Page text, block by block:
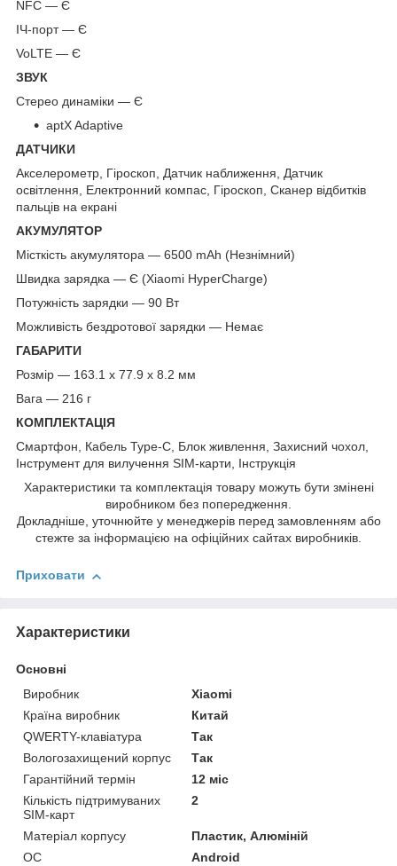
NFC — Є
ІЧ-порт — Є
VoLTE — Є
ЗВУК
Стерео динаміки — Є
aptX Adaptive
ДАТЧИКИ
Акселерометр, Гіроскоп, Датчик наближення, Датчик
освітлення, Електронний компас, Гіроскоп, Сканер відбитків
пальців на екрані
АКУМУЛЯТОР
Місткість акумулятора — 6500 mAh (Незнімний)
Швидка зарядка — Є (Xiaomi HyperCharge)
Потужність зарядки — 90 Вт
Можливість бездротової зарядки — Немає
ГАБАРИТИ
Розмір — 163.1 x 77.9 x 8.2 мм
Вага — 216 г
КОМПЛЕКТАЦІЯ
Смартфон, Кабель Type-C, Блок живлення, Захисний чохол,
Інструмент для вилучення SIM-карти, Інструкція
Характеристики та комплектація товару можуть бути змінені
виробником без попередження.
Докладніше, уточнюйте у менеджерів перед замовленням або
стежте за інформацією на офіційних сайтах виробників.
Приховати
Характеристики
Основні
Виробник
Xiaomi
Країна виробник
Китай
QWERTY-клавіатура
Так
Вологозахищений корпус
Так
Гарантійний термін
12 міс
Кількість підтримуваних
SIM-карт
2
Матеріал корпусу
Пластик, Алюміній
ОС
Android